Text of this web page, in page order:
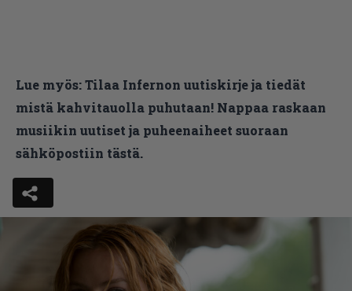
Lue myös:Tilaa Infernon uutiskirje ja tiedät
mistä kahvitauolla puhutaan! Nappaa raskaan
musiikin uutiset ja puheenaiheet suoraan
sähköpostiin tästä.